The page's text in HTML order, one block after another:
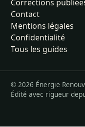
Corrections
Contact
Mentions légales
Confidentialité
Tous les guides
© 2026 Énergie
Édité avec rigueur